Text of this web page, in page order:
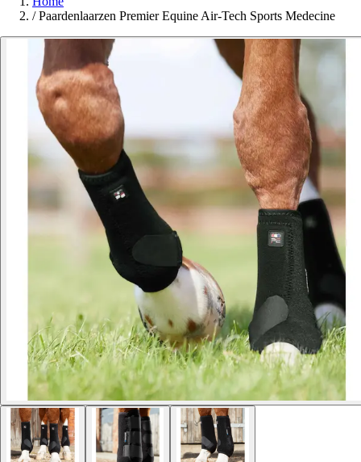
/ Paardenlaarzen Premier Equine Air-Tech Sports Medecine